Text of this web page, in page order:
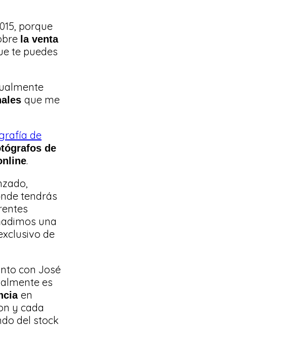
porque
la venta
te puedes
que me
de
de
.
tendrás
una
de
con José
es
en
y cada
del stock